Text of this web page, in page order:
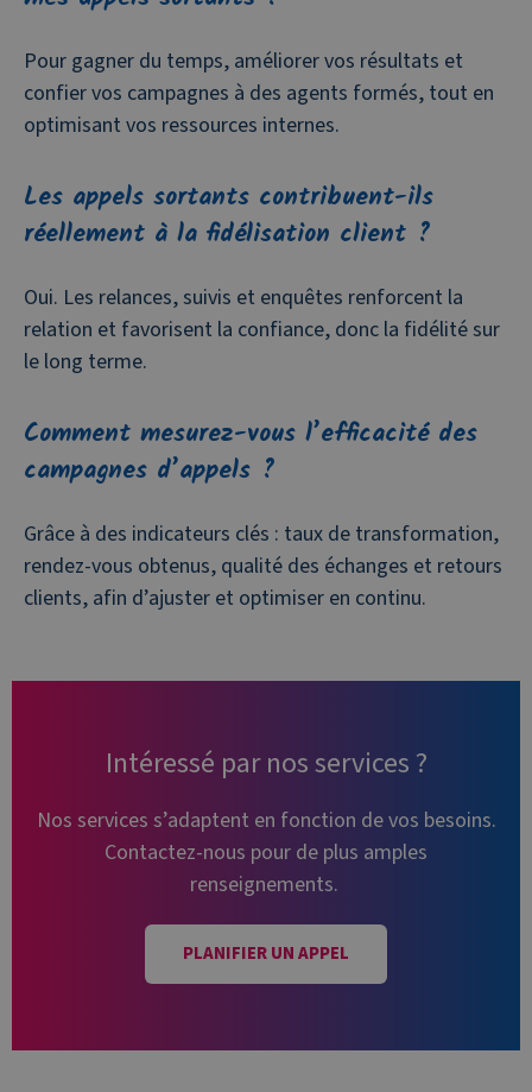
Pour gagner du temps, améliorer vos résultats et
confier vos campagnes à des agents formés, tout en
optimisant vos ressources internes.
Les appels sortants contribuent-ils
réellement à la fidélisation client ?
Oui. Les relances, suivis et enquêtes renforcent la
relation et favorisent la confiance, donc la fidélité sur
le long terme.
Comment mesurez-vous l’efficacité des
campagnes d’appels ?
Grâce à des indicateurs clés : taux de transformation,
rendez-vous obtenus, qualité des échanges et retours
clients, afin d’ajuster et optimiser en continu.
Intéressé par nos services ?
Nos services s’adaptent en fonction de vos besoins.
Contactez-nous pour de plus amples
renseignements.
PLANIFIER UN APPEL